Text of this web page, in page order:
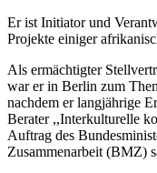
Er ist Initiator und
Projekte einiger
Als ermächtigter
war er in Berlin zum
nachdem er langjährige
Berater ,,Interkulturelle
Auftrag des
Zusammenarbeit (BMZ)